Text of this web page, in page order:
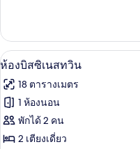
สดับ
เบิล
เกี่ยว
กับ
ห้อ
ซิ
เน
สดับ
เบิล
เปิด
ภาพถ่าย
ทั้งหมด
ของ
ห้อ
5
ห้องบิสซิเนสทวิน
18 ตารางเมตร
1 ห้องนอน
พักได้ 2 คน
2 เตียงเดี่ยว